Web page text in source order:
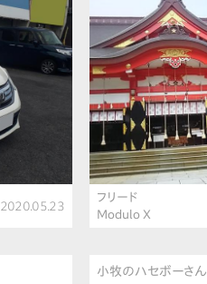
2020.05.23
フリード
Modulo X
小牧のハセボーさん